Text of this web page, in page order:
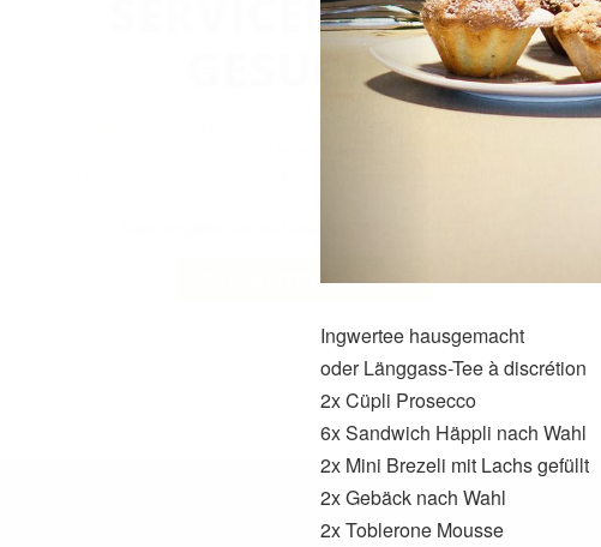
Ingwertee hausgemacht
oder Länggass-Tee à discrétion
2x Cüpli Prosecco
6x Sandwich Häppli nach Wahl
2x Mini Brezeli mit Lachs gefüllt
2x Gebäck nach Wahl
2x Toblerone Mousse
SERVICEHELD:IN
GESUCHT!
geladen, versprühst gute Laune und hast Lust auf abwechslungsreiche
ZU DEN OFFENEN STELLEN